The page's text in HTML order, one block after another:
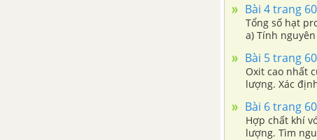
Bài 4 trang
Tổng số hạt
a) Tính
Bài 5 trang
Oxit cao nhất của một nguyên tố là ,
lượng. Xác
Bài 6 trang
Hợp chất khí với hiđro của
lượng. Tìm